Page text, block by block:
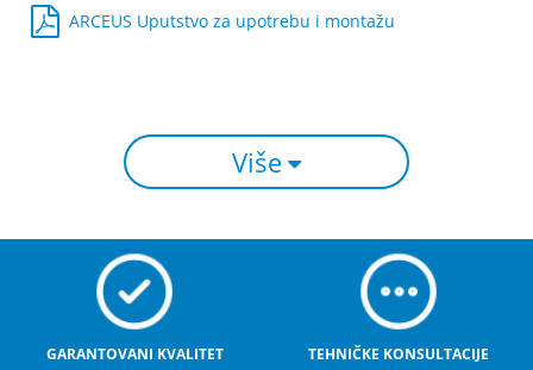
ARCEUS Uputstvo za upotrebu i montažu
Više
GARANTOVANI KVALITET TEHNIČKE KONSULTACIJE